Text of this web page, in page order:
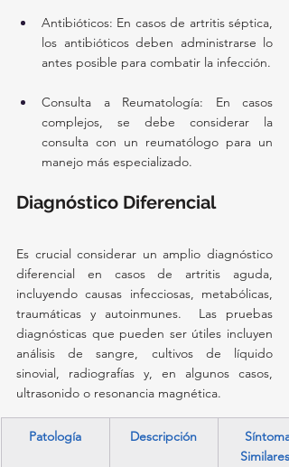
Antibióticos: En casos de artritis séptica,
los antibióticos deben administrarse lo
antes posible para combatir la infección.
Consulta a Reumatología: En casos
complejos, se debe considerar la
consulta con un reumatólogo para un
manejo más especializado.
Diagnóstico Diferencial
Es crucial considerar un amplio diagnóstico
diferencial en casos de artritis aguda,
incluyendo causas infecciosas, metabólicas,
traumáticas y autoinmunes.  Las pruebas
diagnósticas que pueden ser útiles incluyen
análisis de sangre, cultivos de líquido
sinovial, radiografías y, en algunos casos,
ultrasonido o resonancia magnética.
Patología Descripción
Similares